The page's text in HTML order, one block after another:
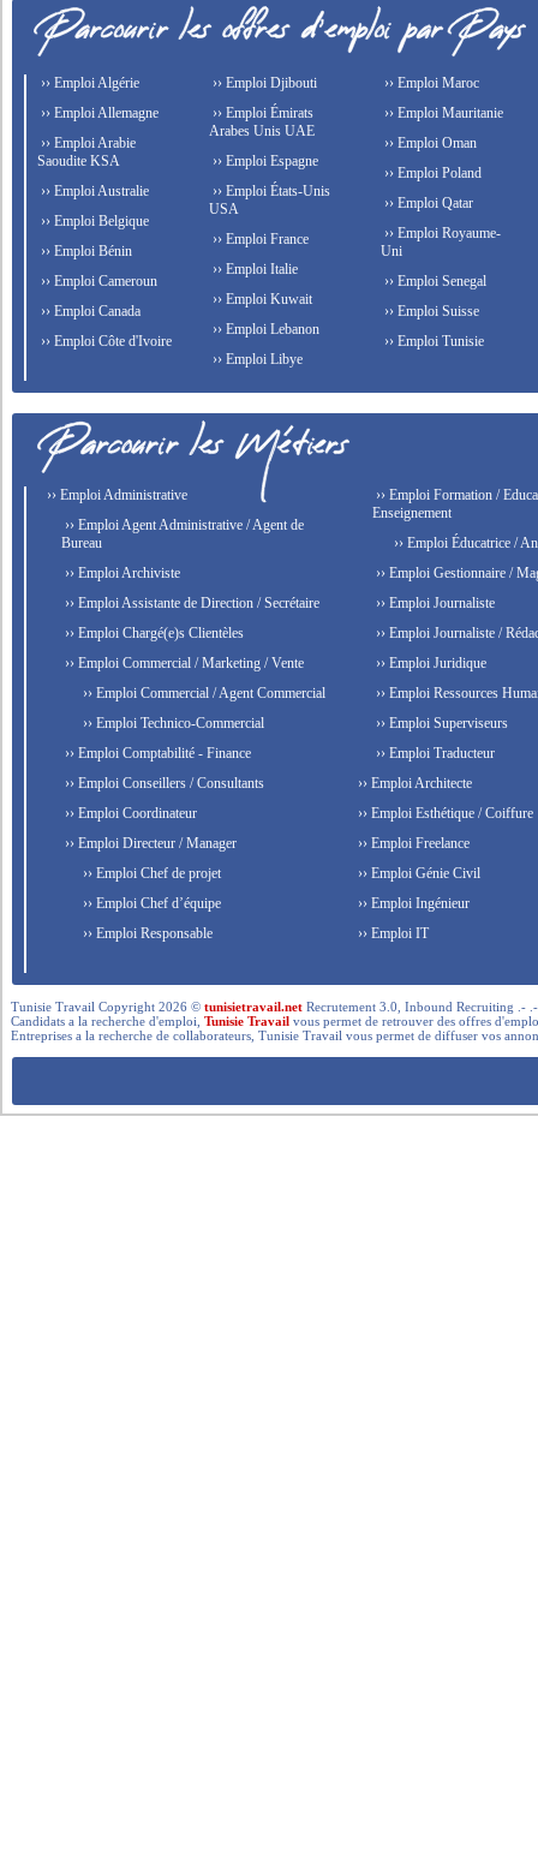
›› Emploi Algérie
›› Emploi Allemagne
›› Emploi Arabie
Saoudite KSA
›› Emploi Australie
›› Emploi Belgique
›› Emploi Bénin
›› Emploi Cameroun
›› Emploi Canada
›› Emploi Côte d'Ivoire
›› Emploi Djibouti
›› Emploi Émirats
Arabes Unis UAE
›› Emploi Espagne
›› Emploi États-Unis
USA
›› Emploi France
›› Emploi Italie
›› Emploi Kuwait
›› Emploi Lebanon
›› Emploi Libye
›› Emploi Maroc
›› Emploi Mauritanie
›› Emploi Oman
›› Emploi Poland
›› Emploi Qatar
›› Emploi Royaume-
Uni
›› Emploi Senegal
›› Emploi Suisse
›› Emploi Tunisie
›› Emploi Administrative
›› Emploi Agent Administrative / Agent de
Bureau
›› Emploi Archiviste
›› Emploi Assistante de Direction / Secrétaire
›› Emploi Chargé(e)s Clientèles
›› Emploi Commercial / Marketing / Vente
›› Emploi Commercial / Agent Commercial
›› Emploi Technico-Commercial
›› Emploi Comptabilité - Finance
›› Emploi Conseillers / Consultants
›› Emploi Coordinateur
›› Emploi Directeur / Manager
›› Emploi Chef de projet
›› Emploi Chef d’équipe
›› Emploi Responsable
›› Emploi Formation /
Enseignement
›› Emploi Éducatrice /
›› Emploi Gestionnaire /
›› Emploi Journaliste
›› Emploi Journaliste /
›› Emploi Juridique
›› Emploi Ressources
›› Emploi Superviseurs
›› Emploi Traducteur
›› Emploi Architecte
›› Emploi Esthétique / Coiffure
›› Emploi Freelance
›› Emploi Génie Civil
›› Emploi Ingénieur
›› Emploi IT
Tunisie Travail Copyright 2026 ©tunisietravail.net Recrutement 3.0, Inbound Recruiting .-
Candidats a la recherche d'emploi,Tunisie Travail vous permet de retrouver des offres
Entreprises a la recherche de collaborateurs, Tunisie Travail vous permet de diffuser vos